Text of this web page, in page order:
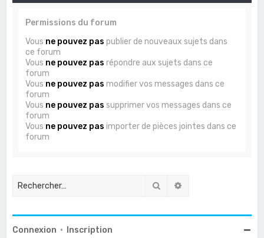
Permissions du forum
Vous ne pouvez pas publier de nouveaux sujets dans
ce forum
Vous ne pouvez pas répondre aux sujets dans ce
forum
Vous ne pouvez pas modifier vos messages dans ce
forum
Vous ne pouvez pas supprimer vos messages dans ce
forum
Vous ne pouvez pas importer de pièces jointes dans ce
forum
Rechercher
Connexion • Inscription